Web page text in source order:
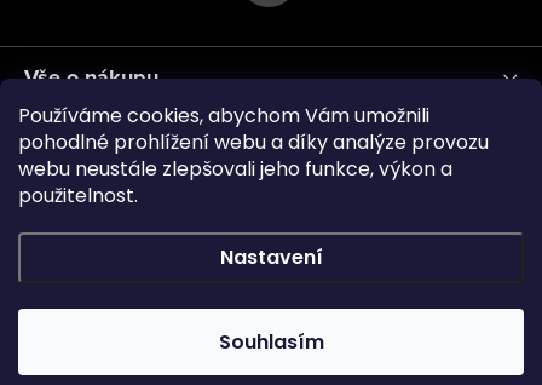
Používáme cookies, abychom Vám umožnili
pohodlné prohlížení webu a díky analýze provozu
webu neustále zlepšovali jeho funkce, výkon a
použitelnost.
Nastavení
Souhlasím
Vše o nákupu
Informace pro vás
Copyright 2026RAMISPORT. Všechna práva vyhrazena.